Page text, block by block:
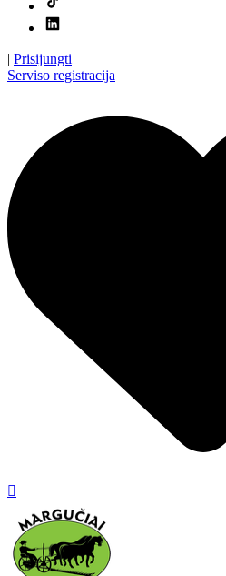
| Prisijungti
Serviso registracija
